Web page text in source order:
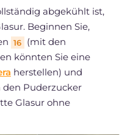
abgekühlt ist,
Beginnen Sie,
16
(mit den
könnten Sie eine
herstellen) und
den Puderzucker
Glasur ohne